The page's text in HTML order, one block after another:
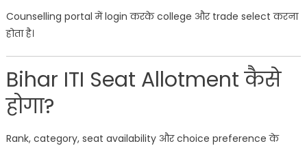
Counselling portal में login करके college और trade select करना
होता है।
Bihar ITI Seat Allotment कैसे
होगा?
Rank, category, seat availability और choice preference के